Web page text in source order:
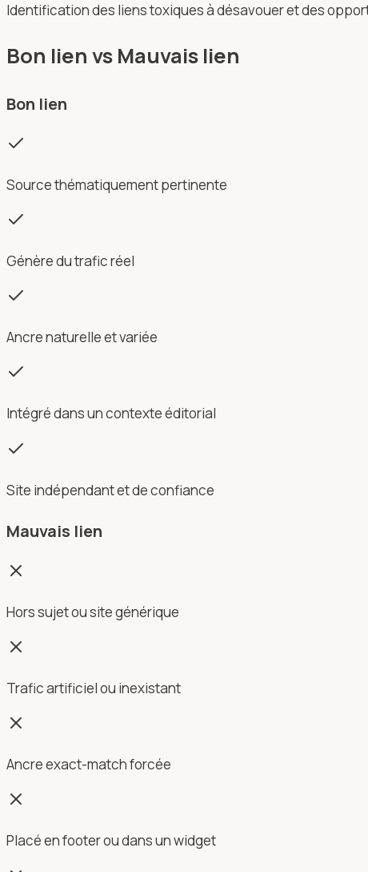
Identification des liens toxiques à désavouer et des
Bon lien vs Mauvais lien
Bon lien
Source thématiquement pertinente
Génère du trafic réel
Ancre naturelle et variée
Intégré dans un contexte éditorial
Site indépendant et de confiance
Mauvais lien
Hors sujet ou site générique
Trafic artificiel ou inexistant
Ancre exact-match forcée
Placé en footer ou dans un widget